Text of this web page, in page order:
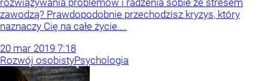
rozwiązywania problemów i radzenia sobie ze stresem
zawodzą? Prawdopodobnie przechodzisz kryzys, który
naznaczy Cię na całe życie....
20 mar 2019 7:18
Rozwój osobistyPsychologia